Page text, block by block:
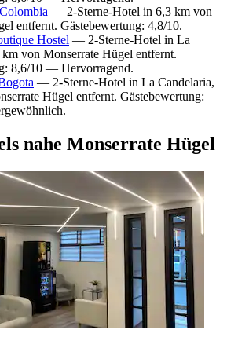
— 2-Sterne-Hotel in 6,3 km von
entfernt. Gästebewertung: 4,8/10.
Hostel — 2-Sterne-Hotel in La
von Monserrate Hügel entfernt.
8,6/10 — Hervorragend.
— 2-Sterne-Hotel in La Candelaria,
Hügel entfernt. Gästebewertung:
nahe Monserrate Hügel